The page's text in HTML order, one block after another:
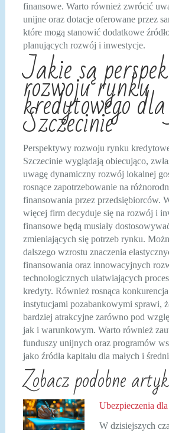
finansowe. Warto również zwrócić
unijne oraz dotacje oferowane przez
które mogą stanowić dodatkowe
planujących rozwój i inwestycje.
Jakie są
rozwoju rynku
kredytowego
Szczecinie
Perspektywy rozwoju rynku
Szczecinie wyglądają obiecująco,
uwagę dynamiczny rozwój lokalnej
rosnące zapotrzebowanie na
finansowania przez przedsiębiorców.
więcej firm decyduje się na rozwój i
finansowe będą musiały
zmieniających się potrzeb rynku.
dalszego wzrostu znaczenia
finansowania oraz innowacyjnych
technologicznych ułatwiających
kredyty. Również rosnąca
instytucjami pozabankowymi sprawi,
bardziej atrakcyjne zarówno pod
jak i warunkowym. Warto również
funduszy unijnych oraz programów
jako źródła kapitału dla małych i
Zobacz podobne
Ubezpieczenia
W dzisiejszych